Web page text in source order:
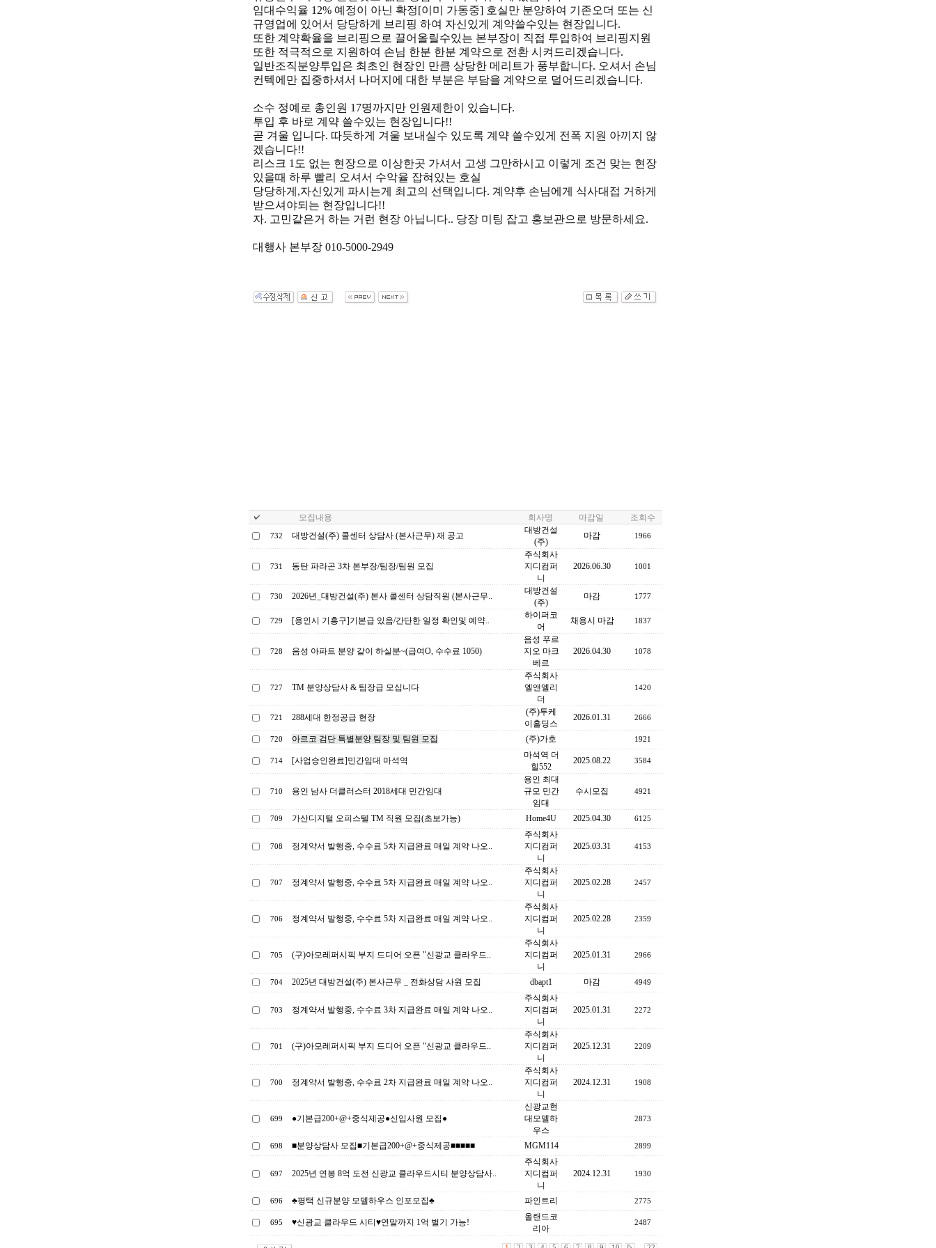
임대수익율 12% 예정이 아닌 확정[이미 가동중] 호실만 분양하여 기존오더 또는 신
규영업에 있어서 당당하게 브리핑 하여 자신있게 계약쓸수있는 현장입니다.
또한 계약확율을 브리핑으로 끌어올릴수있는 본부장이 직접 투입하여 브리핑지원
또한 적극적으로 지원하여 손님 한분 한분 계약으로 전환 시켜드리겠습니다.
일반조직분양투입은 최초인 현장인 만큼 상당한 메리트가 풍부합니다. 오셔서 손님
컨텍에만 집중하셔서 나머지에 대한 부분은 부담을 계약으로 덜어드리겠습니다.
소수 정예로 총인원 17명까지만 인원제한이 있습니다.
투입 후 바로 계약 쓸수있는 현장입니다!!
곧 겨울 입니다. 따듯하게 겨울 보내실수 있도록 계약 쓸수있게 전폭 지원 아끼지 않
겠습니다!!
리스크 1도 없는 현장으로 이상한곳 가셔서 고생 그만하시고 이렇게 조건 맞는 현장
있을때 하루 빨리 오셔서 수악율 잡혀있는 호실
당당하게,자신있게 파시는게 최고의 선택입니다. 계약후 손님에게 식사대접 거하게
받으셔야되는 현장입니다!!
자. 고민같은거 하는 거런 현장 아닙니다.. 당장 미팅 잡고 홍보관으로 방문하세요.
대행사 본부장 010-5000-2949
모집내용 회사명 마감일 조회수
732 대방건설(주) 콜센터 상담사 (본사근무) 재 공고
대방건설
(주)
마감 1966
731 동탄 파라곤 3차 본부장/팀장/팀원 모집
주식회사
지디컴퍼
니
2026.06.30 1001
730 2026년_대방건설(주) 본사 콜센터 상담직원 (본사근무..
대방건설
(주)
마감 1777
729 [용인시 기흥구]기본급 있음/간단한 일정 확인및 예약..
하이퍼코
어
채용시 마감 1837
728 음성 아파트 분양 같이 하실분~(급여O, 수수료 1050)
음성 푸르
지오 마크
베르
2026.04.30 1078
727 TM 분양상담사 & 팀장급 모십니다
주식회사
엘앤엘리
더
1420
721 288세대 한정공급 현장
(주)투케
이홀딩스
2026.01.31 2666
720 아르코 검단 특별분양 팀장 및 팀원 모집 (주)가호 1921
714 [사업승인완료]민간임대 마석역
마석역 더
힐552
2025.08.22 3584
710 용인 남사 더클러스터 2018세대 민간임대
용인 최대
규모 민간
임대
수시모집 4921
709 가산디지털 오피스텔 TM 직원 모집(초보가능) Home4U 2025.04.30 6125
708 정계약서 발행중, 수수료 5차 지급완료 매일 계약 나오..
주식회사
지디컴퍼
니
2025.03.31 4153
707 정계약서 발행중, 수수료 5차 지급완료 매일 계약 나오..
주식회사
지디컴퍼
니
2025.02.28 2457
706 정계약서 발행중, 수수료 5차 지급완료 매일 계약 나오..
주식회사
지디컴퍼
니
2025.02.28 2359
705 (구)아모레퍼시픽 부지 드디어 오픈 "신광교 클라우드..
주식회사
지디컴퍼
니
2025.01.31 2966
704 2025년 대방건설(주) 본사근무 _ 전화상담 사원 모집 dbapt1 마감 4949
703 정계약서 발행중, 수수료 3차 지급완료 매일 계약 나오..
주식회사
지디컴퍼
니
2025.01.31 2272
701 (구)아모레퍼시픽 부지 드디어 오픈 "신광교 클라우드..
주식회사
지디컴퍼
니
2025.12.31 2209
700 정계약서 발행중, 수수료 2차 지급완료 매일 계약 나오..
주식회사
지디컴퍼
니
2024.12.31 1908
699 ●기본급200+@+중식제공●신입사원 모집●
신광교현
대모델하
우스
2873
698 ■분양상담사 모집■기본급200+@+중식제공■■■■■ MGM114 2899
697 2025년 연봉 8억 도전 신광교 클라우드시티 분양상담사..
주식회사
지디컴퍼
니
2024.12.31 1930
696 ♣평택 신규분양 모델하우스 인포모집♣ 파인트리 2775
695 ♥신광교 클라우드 시티♥연말까지 1억 벌기 가능!
올랜드코
리아
2487